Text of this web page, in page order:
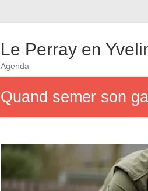
Le Perray en
Agenda
Quand semer son